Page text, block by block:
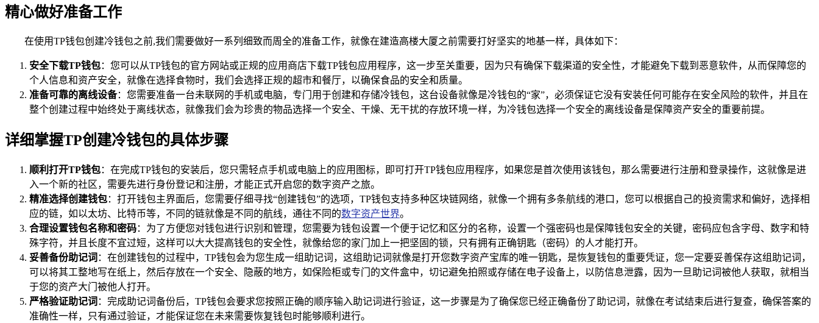
精心做好准备工作
在使用TP钱包创建冷钱包之前,我们需要做好一系列细致而周全的准备工作，就像在建造高楼大厦之前需要打好坚实的地基一样，具体如下：
安全下载TP钱包：您可以从TP钱包的官方网站或正规的应用商店下载TP钱包应用程序，这一步至关重要，因为只有确保下载渠道的安全性，才能避免下载到恶意软件，从而保障您的
个人信息和资产安全，就像在选择食物时，我们会选择正规的超市和餐厅，以确保食品的安全和质量。
准备可靠的离线设备：您需要准备一台未联网的手机或电脑，专门用于创建和存储冷钱包，这台设备就像是冷钱包的“家”，必须保证它没有安装任何可能存在安全风险的软件，并且在
整个创建过程中始终处于离线状态，就像我们会为珍贵的物品选择一个安全、干燥、无干扰的存放环境一样，为冷钱包选择一个安全的离线设备是保障资产安全的重要前提。
详细掌握TP创建冷钱包的具体步骤
顺利打开TP钱包：在完成TP钱包的安装后，您只需轻点手机或电脑上的应用图标，即可打开TP钱包应用程序，如果您是首次使用该钱包，那么需要进行注册和登录操作，这就像是进
入一个新的社区，需要先进行身份登记和注册，才能正式开启您的数字资产之旅。
精准选择创建钱包：打开钱包主界面后，您需要仔细寻找“创建钱包”的选项，TP钱包支持多种区块链网络，就像一个拥有多条航线的港口，您可以根据自己的投资需求和偏好，选择相
应的链，如以太坊、比特币等，不同的链就像是不同的航线，通往不同的数字资产世界。
合理设置钱包名称和密码：为了方便您对钱包进行识别和管理，您需要为钱包设置一个便于记忆和区分的名称，设置一个强密码也是保障钱包安全的关键，密码应包含字母、数字和特
殊字符，并且长度不宜过短，这样可以大大提高钱包的安全性，就像给您的家门加上一把坚固的锁，只有拥有正确钥匙（密码）的人才能打开。
妥善备份助记词 ：在创建钱包的过程中，TP钱包会为您生成一组助记词，这组助记词就像是打开您数字资产宝库的唯一钥匙，是恢复钱包的重要凭证，您一定要妥善保存这组助记词，
可以将其工整地写在纸上，然后存放在一个安全、隐蔽的地方，如保险柜或专门的文件盒中，切记避免拍照或存储在电子设备上，以防信息泄露，因为一旦助记词被他人获取，就相当
于您的资产大门被他人打开。
严格验证助记词 ：完成助记词备份后，TP钱包会要求您按照正确的顺序输入助记词进行验证，这一步骤是为了确保您已经正确备份了助记词，就像在考试结束后进行复查，确保答案的
准确性一样，只有通过验证，才能保证您在未来需要恢复钱包时能够顺利进行。